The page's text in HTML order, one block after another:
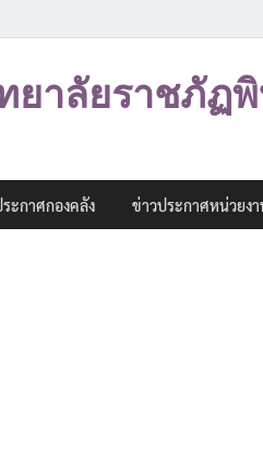
ยาลัยราชภัฏ
ะกาศกองคลัง ข่าวประกาศหน่วยงา